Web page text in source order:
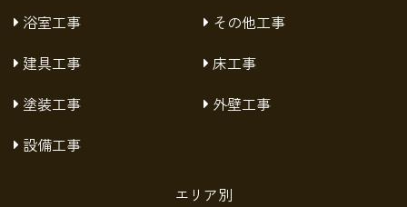
浴室工事
その他工事
建具工事
床工事
塗装工事
外壁工事
設備工事
エリア別